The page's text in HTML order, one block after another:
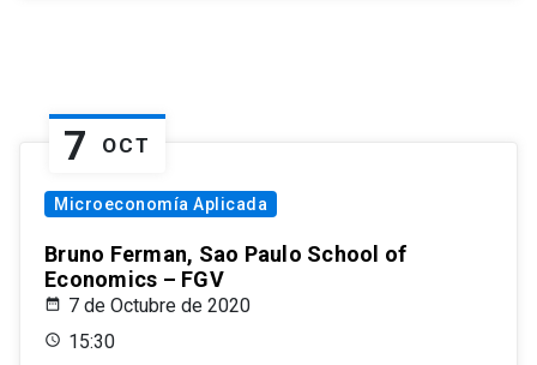
7 OCT
Microeconomía Aplicada
Bruno Ferman, Sao Paulo School of
Economics – FGV
7 de Octubre de 2020
15:30